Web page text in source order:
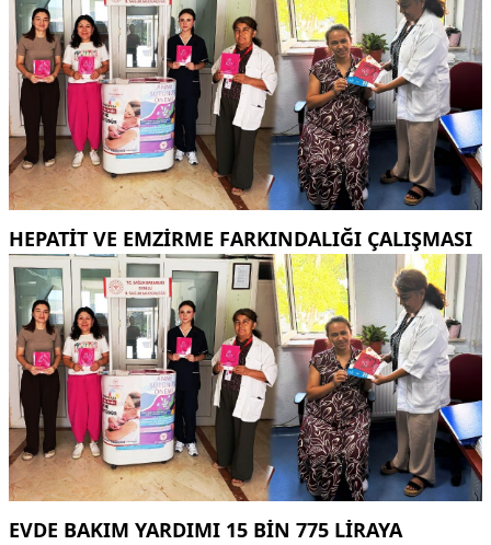
HEPATİT VE EMZİRME FARKINDALIĞI ÇALIŞMASI
EVDE BAKIM YARDIMI 15 BIN 775 LIRAYA